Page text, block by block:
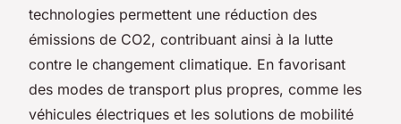
technologies permettent une réduction des
émissions de CO2, contribuant ainsi à la lutte
contre le changement climatique. En favorisant
des modes de transport plus propres, comme les
véhicules électriques et les solutions de mobilité